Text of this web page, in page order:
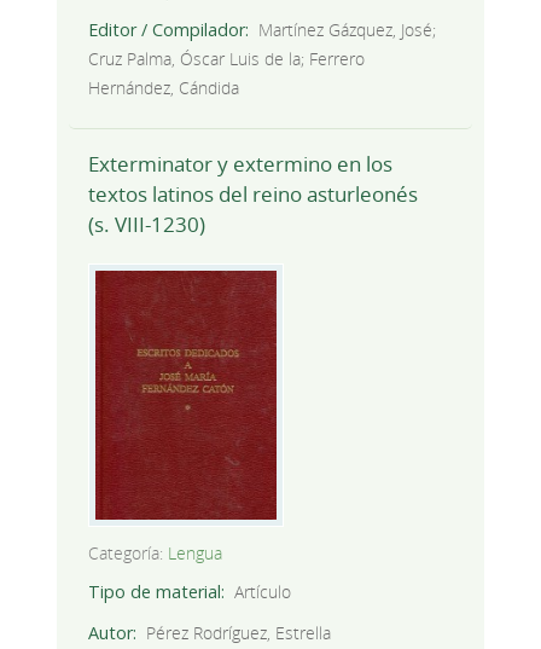
Editor / Compilador
Martínez Gázquez, José;
Cruz Palma, Óscar Luis de la; Ferrero
Hernández, Cándida
Exterminator y extermino en los
textos latinos del reino asturleonés
(s. VIII-1230)
Categoría: Lengua
Tipo de material
Artículo
Autor
Pérez Rodríguez, Estrella